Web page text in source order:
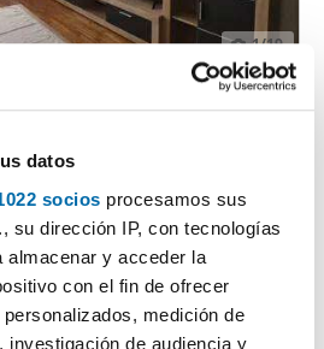
datos
socios procesamos sus
su dirección IP, con tecnologías
almacenar y acceder la
con el fin de ofrecer
medición de
investigación de audiencia y
1/19
Castros - Castrillón - Eiris, A Coruña
Anrufen
Máx. 10km